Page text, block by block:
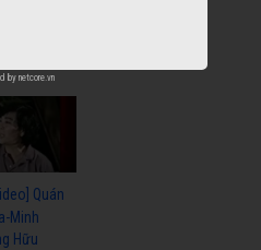
Quán
Minh
Hữu
by netcore.vn